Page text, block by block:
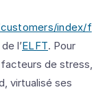
index/f
l’ELFT. Pour
de stress,
virtualisé ses